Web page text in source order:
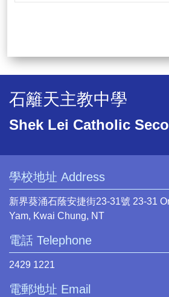
石籬天主教中學
Shek Lei Catholic
學校地址 Address
新界葵涌石蔭安捷街23-31號 23-31
Yam, Kwai Chung, NT
電話 Telephone
2429 1221
電郵地址 Email